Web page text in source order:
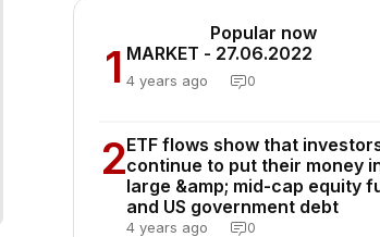
Popular now
1 MARKET - 27.06.2022
4 years ago 0
2ETF flows show that
continue to put their money
large &amp; mid-cap equity
and US government debt
4 years ago 0